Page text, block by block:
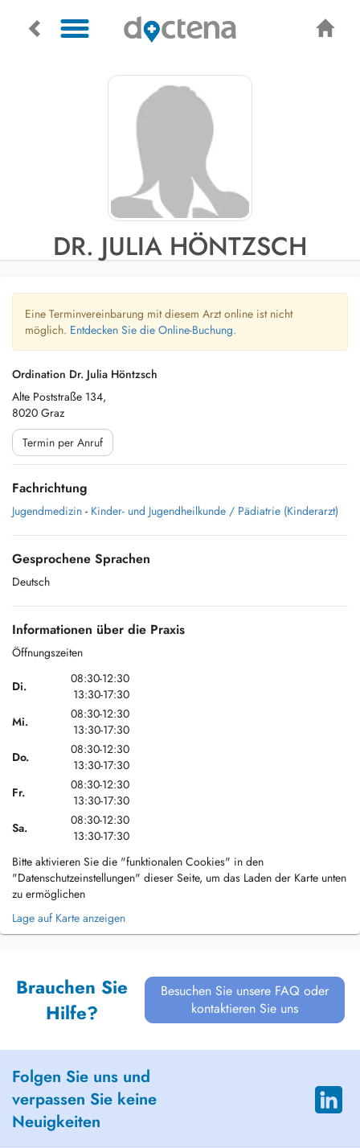
DR. JULIA HÖNTZSCH
Eine Terminvereinbarung mit diesem Arzt online ist nicht
möglich. Entdecken Sie die Online-Buchung.
Ordination Dr. Julia Höntzsch
Alte Poststraße 134,
8020 Graz
Termin per Anruf
Fachrichtung
Jugendmedizin - Kinder- und Jugendheilkunde / Pädiatrie (Kinderarzt)
Gesprochene Sprachen
Deutsch
Informationen über die Praxis
Öffnungszeiten
Di.
08:30-12:30
13:30-17:30
Mi.
08:30-12:30
13:30-17:30
Do.
08:30-12:30
13:30-17:30
Fr.
08:30-12:30
13:30-17:30
Sa.
08:30-12:30
13:30-17:30
Bitte aktivieren Sie die "funktionalen Cookies" in den
"Datenschutzeinstellungen" dieser Seite, um das Laden der Karte unten
zu ermöglichen
Lage auf Karte anzeigen
Brauchen Sie
Hilfe?
Besuchen Sie unsere FAQ oder
kontaktieren Sie uns
Folgen Sie uns und
verpassen Sie keine
Neuigkeiten